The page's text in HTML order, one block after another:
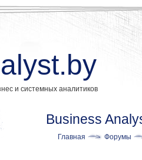
и системных аналитиков
Business
Главная Форумы